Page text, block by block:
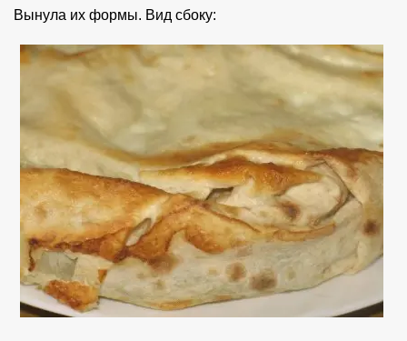
Вынула их формы. Вид сбоку: